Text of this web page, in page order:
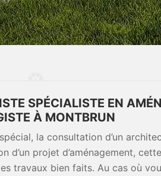
SPÉCIALISTE EN
À MONTBRUN
la consultation d’un
d’un projet d’aménagement,
travaux bien faits. Au cas où